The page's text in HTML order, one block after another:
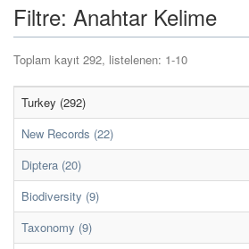
Filtre: Anahtar Kelime
Toplam kayıt 292, listelenen: 1-10
Turkey (292)
New Records (22)
Diptera (20)
Biodiversity (9)
Taxonomy (9)